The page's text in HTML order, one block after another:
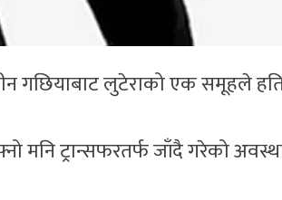
गछियाबाट लुटेराको एक समूहले
ट्रान्सफरतर्फ जाँदै गरेको